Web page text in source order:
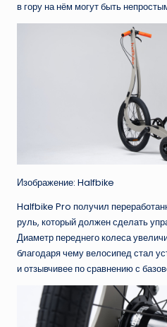
в гору на нём могут быть
Изображение: Halfbike
Halfbike Pro получил
руль, который должен сделать
Диаметр переднего колеса
благодаря чему велосипед стал
и отзывчивее по сравнению с